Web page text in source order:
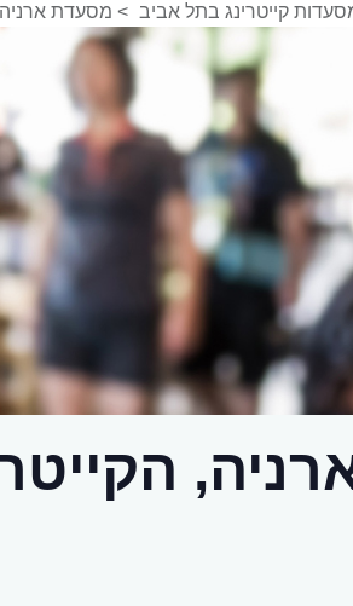
קייטרינג בתל אביב > מסעדת